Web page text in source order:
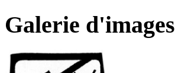
Galerie d'images